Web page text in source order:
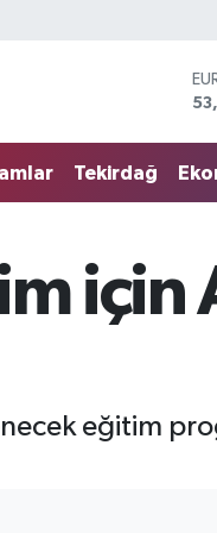
Tekirdağ
için
eğitim